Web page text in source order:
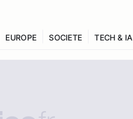
EUROPE SOCIETE TECH & IA